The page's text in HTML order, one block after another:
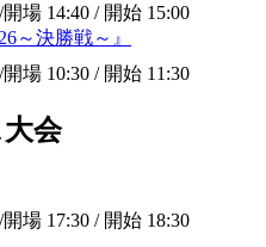
/開場 14:40 / 開始 15:00
～決勝戦～』
/開場 10:30 / 開始 11:30
会
/開場 17:30 / 開始 18:30